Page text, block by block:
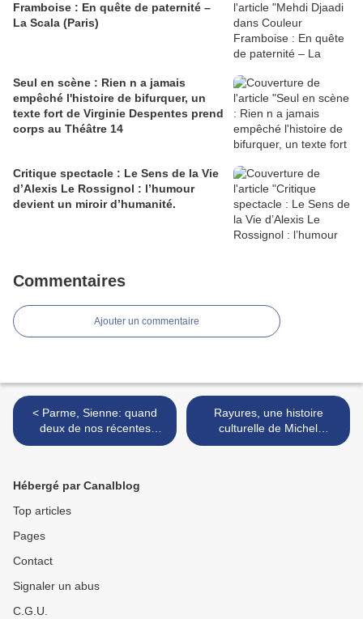
Framboise : En quête de paternité –
La Scala (Paris)
Seul en scène : Rien n a jamais
empêché l'histoire de bifurquer, un
texte fort de Virginie Despentes prend
corps au Théâtre 14
Critique spectacle : Le Sens de la Vie
d’Alexis Le Rossignol : l’humour
devient un miroir d’humanité.
Commentaires
Ajouter un commentaire
< Parme, Sienne: quand
deux de nos récentes
lectures nous amènent en
Rayures, une histoire
culturelle de Michel
Pastureau >
Hébergé par Canalblog
Top articles
Pages
Contact
Signaler un abus
C.G.U.